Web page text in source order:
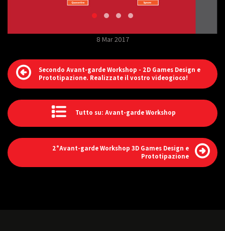
8 Mar 2017
Secondo Avant-garde Workshop - 2D Games Design e
Prototipazione. Realizzate il vostro videogioco!
Tutto su: Avant-garde Workshop
2°Avant-garde Workshop 3D Games Design e
Prototipazione